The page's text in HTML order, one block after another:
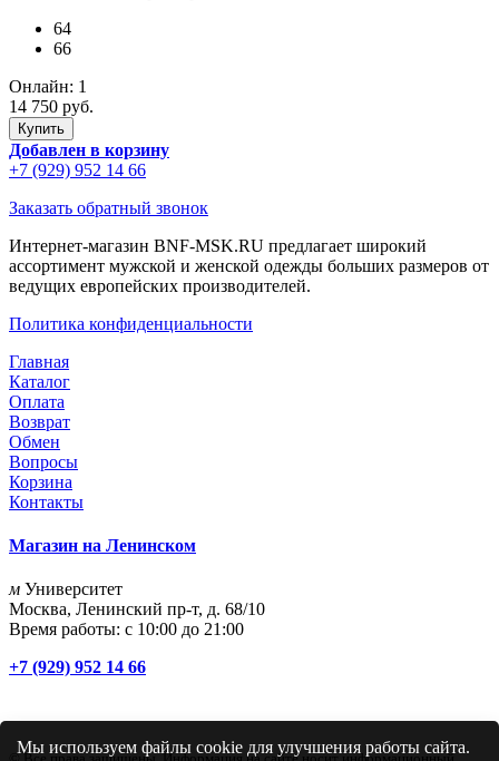
64
66
Онлайн: 1
14 750 руб.
Добавлен в корзину
+7 (929) 952 14 66
Заказать обратный звонок
Интернет-магазин BNF-MSK.RU предлагает широкий
ассортимент мужской и женской одежды больших размеров от
ведущих европейских производителей.
Политика конфиденциальности
Главная
Каталог
Оплата
Возврат
Обмен
Вопросы
Корзина
Контакты
Магазин на Ленинском
м Университет
Москва, Ленинский пр-т, д. 68/10
Время работы: с 10:00 до 21:00
+7 (929) 952 14 66
Мы используем файлы cookie для улучшения работы сайта.